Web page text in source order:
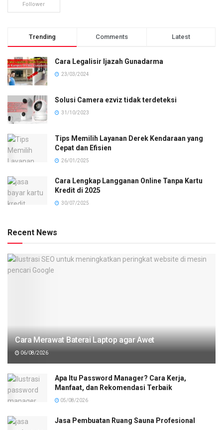
Follower
Trending Comments Latest
Cara Legalisir Ijazah Gunadarma
23/03/2024
Solusi Camera ezviz tidak terdeteksi
31/10/2023
Tips Memilih Layanan Derek Kendaraan yang
Cepat dan Efisien
26/01/2025
Cara Lengkap Langganan Online Tanpa Kartu
Kredit di 2025
30/07/2025
Recent News
Cara Merawat Baterai Laptop agar Awet
06/08/2026
Apa Itu Password Manager? Cara Kerja,
Manfaat, dan Rekomendasi Terbaik
05/08/2026
Jasa Pembuatan Ruang Sauna Profesional